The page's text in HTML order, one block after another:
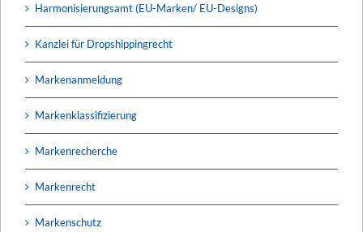
Harmonisierungsamt (EU-Marken/ EU-Designs)
Kanzlei für Dropshippingrecht
Markenanmeldung
Markenklassifizierung
Markenrecherche
Markenrecht
Markenschutz